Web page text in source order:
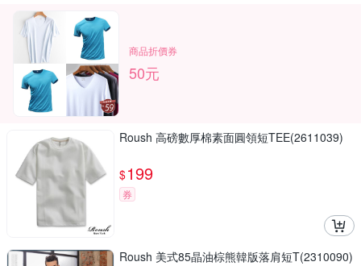
商品折價券
50元
Roush 高磅數厚棉素面圓領短TEE(2611039)
$199
券
Roush 美式85晶油棕熊韓版落肩短T(2310090)